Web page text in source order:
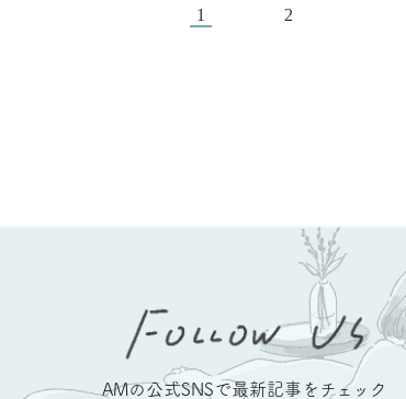
1 2
AMの公式SNSで最新記事をチェック